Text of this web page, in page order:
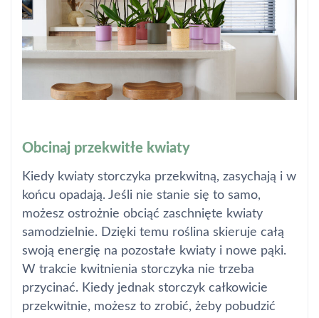
Obcinaj przekwitłe kwiaty
Kiedy kwiaty storczyka przekwitną, zasychają i w
końcu opadają. Jeśli nie stanie się to samo,
możesz ostrożnie obciąć zaschnięte kwiaty
samodzielnie. Dzięki temu roślina skieruje całą
swoją energię na pozostałe kwiaty i nowe pąki.
W trakcie kwitnienia storczyka nie trzeba
przycinać. Kiedy jednak storczyk całkowicie
przekwitnie, możesz to zrobić, żeby pobudzić